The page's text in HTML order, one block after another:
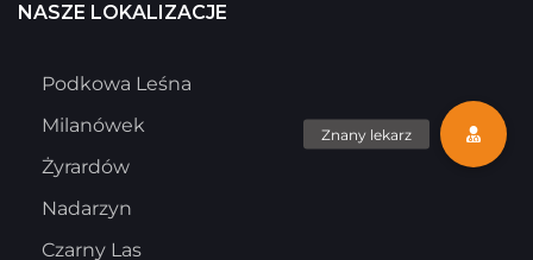
NASZE LOKALIZACJE
Podkowa Leśna
Milanówek
Żyrardów
Nadarzyn
Czarny Las